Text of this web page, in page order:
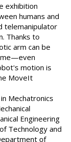
exhibition
humans and
telemanipulator
Thanks to
arm can be
motion is
MoveIt
Mechatronics
Engineering
Technology and
of